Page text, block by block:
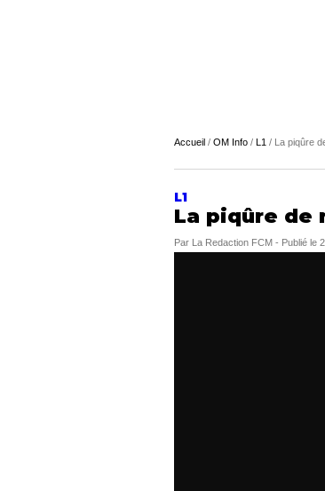
Accueil / OM Info / L1 / La piqûre
L1
La piqûre de
Par La Redaction FCM - Publié le